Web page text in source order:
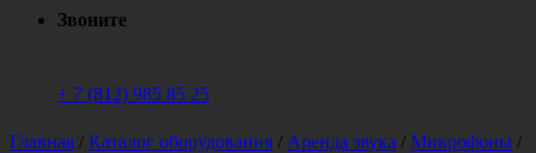
Звоните
+ 7 (812) 985 85 25
Главная / Каталог оборудования / Аренда звука / Микрофоны /